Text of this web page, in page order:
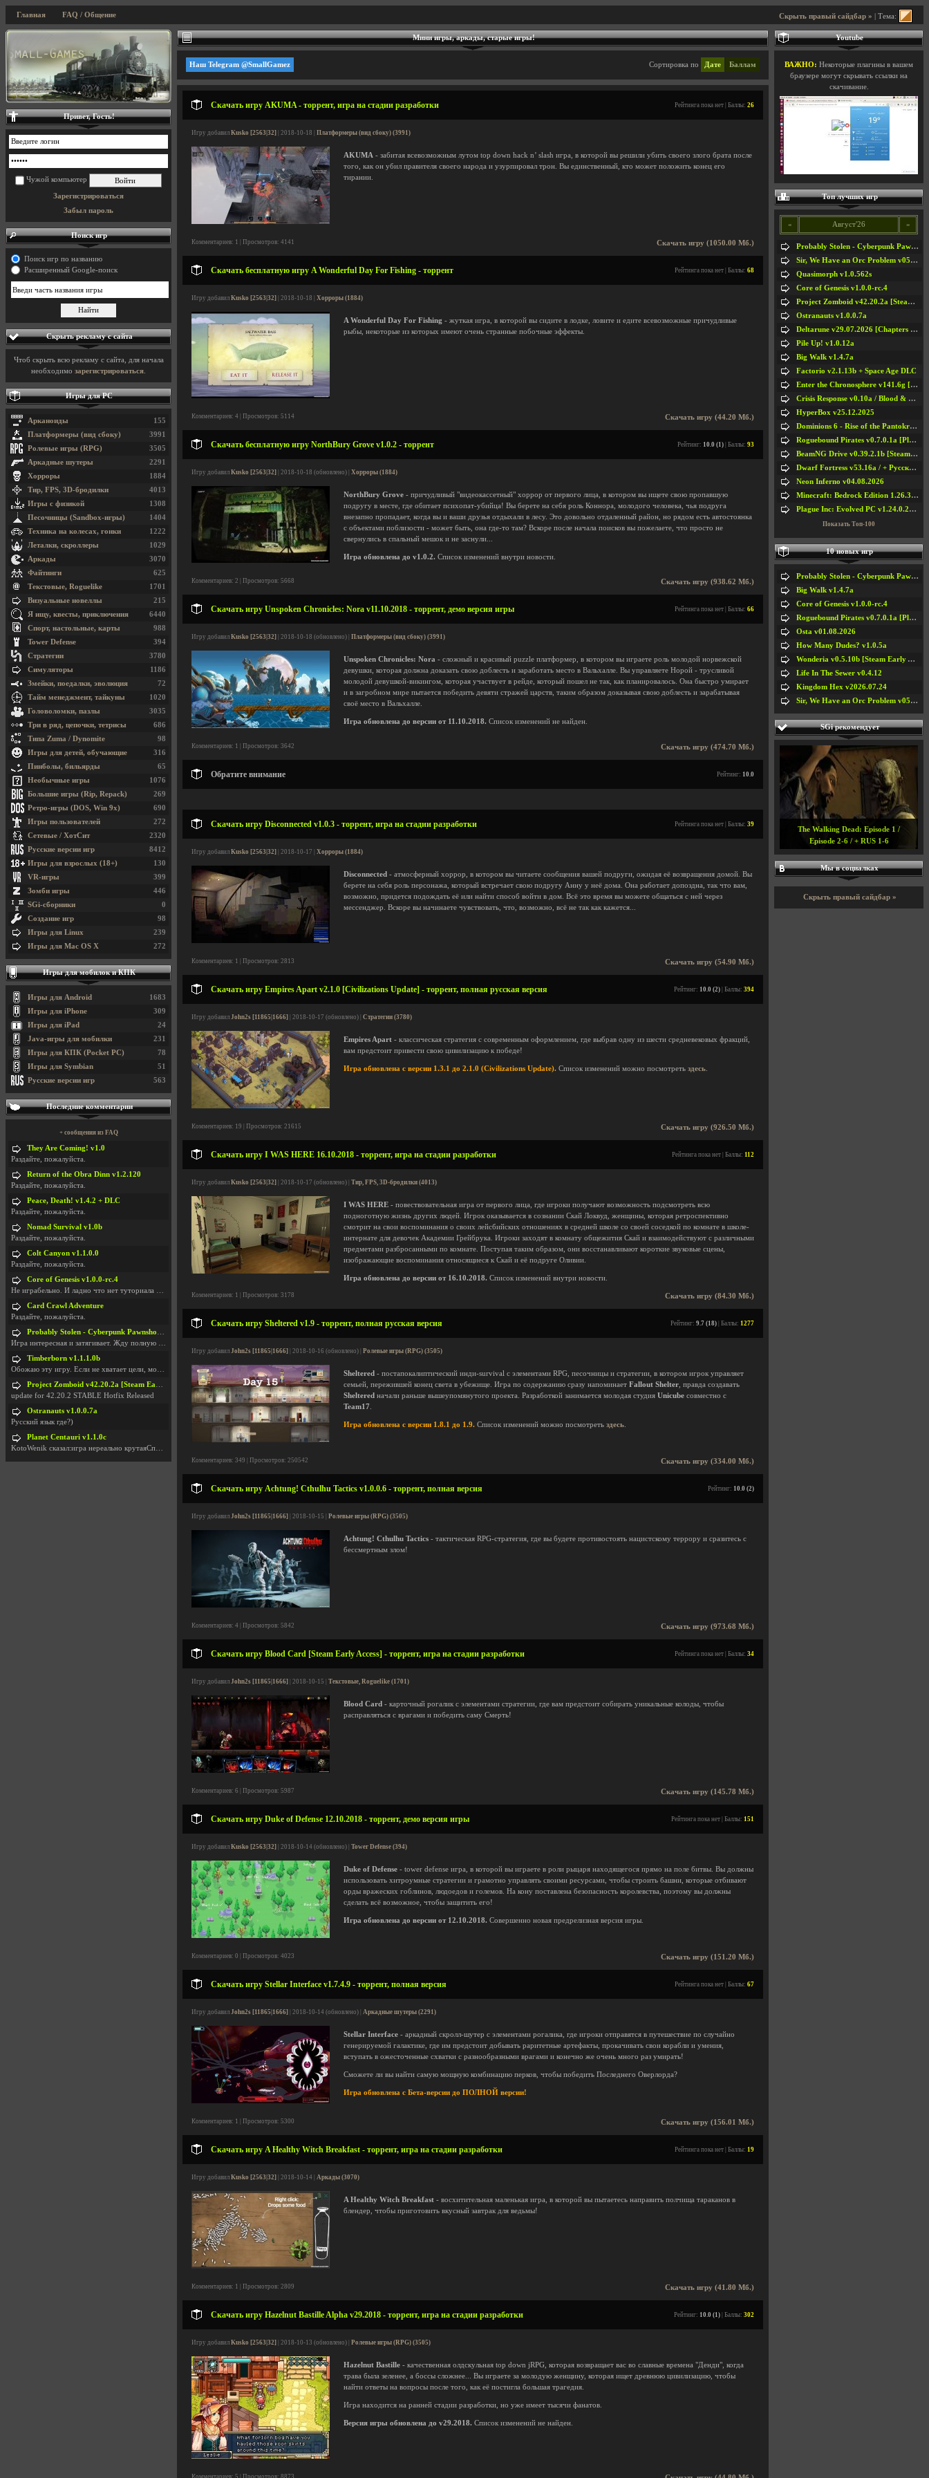
Скрыть правый сайдбар » | Тема:
Главная FAQ / Общение
Мини игры, аркады, старые игры!
Сортировка по Дате Баллам
Наш Telegram @SmallGamez
Скачать игру AKUMA - торрент, игра на стадии разработки Рейтинга пока нет | Баллы: 26
Игру добавил Kusko [2563|32] | 2018-10-18 | Платформеры (вид сбоку) (3991)
AKUMA - забитая всевозможным лутом top down hack n’ slash игра, в которой вы решили убить своего злого брата после
того, как он убил правителя своего народа и узурпировал трон. Вы единственный, кто может положить конец его
тирании.
Скачать игру (1050.00 Мб.)
Комментариев: 1 | Просмотров: 4141
Скачать бесплатную игру A Wonderful Day For Fishing - торрент Рейтинга пока нет | Баллы: 68
Игру добавил Kusko [2563|32] | 2018-10-18 | Хорроры (1884)
A Wonderful Day For Fishing - жуткая игра, в которой вы сидите в лодке, ловите и едите всевозможные причудливые
рыбы, некоторые из которых имеют очень странные побочные эффекты.
Скачать игру (44.20 Мб.)
Комментариев: 4 | Просмотров: 5114
Скачать бесплатную игру NorthBury Grove v1.0.2 - торрент Рейтинг: 10.0 (1) | Баллы: 93
Игру добавил Kusko [2563|32] | 2018-10-18 (обновлено) | Хорроры (1884)
NorthBury Grove - причудливый "видеокассетный" хоррор от первого лица, в котором вы ищете свою пропавшую
подругу в месте, где обитает психопат-убийца! Вы берете на себя роль Коннора, молодого человека, чья подруга
внезапно пропадает, когда вы и ваши друзья отдыхали в лесу. Это довольно отдаленный район, но рядом есть автостоянка
с объектами поблизости - может быть, она где-то там? Вскоре после начала поисков вы пожелаете, что просто не
свернулись в спальный мешок и не заснули...
Игра обновлена до v1.0.2. Список изменений внутри новости.
Скачать игру (938.62 Мб.)
Комментариев: 2 | Просмотров: 5668
Скачать игру Unspoken Chronicles: Nora v11.10.2018 - торрент, демо версия игры Рейтинга пока нет | Баллы: 66
Игру добавил Kusko [2563|32] | 2018-10-18 (обновлено) | Платформеры (вид сбоку) (3991)
Unspoken Chronicles: Nora - сложный и красивый puzzle платформер, в котором вы играете роль молодой норвежской
девушки, которая должна доказать свою доблесть и заработать место в Вальхалле. Вы управляете Норой - трусливой
молодой девушкой-викингом, которая участвует в рейде, который пошел не так, как планировалось. Она быстро умирает
и в загробном мире пытается победить девяти стражей царств, таким образом доказывая свою доблесть и зарабатывая
своё место в Вальхалле.
Игра обновлена до версии от 11.10.2018. Список изменений не найден.
Скачать игру (474.70 Мб.)
Комментариев: 1 | Просмотров: 3642
Обратите внимание Рейтинг: 10.0
Скачать игру Disconnected v1.0.3 - торрент, игра на стадии разработки Рейтинга пока нет | Баллы: 39
Игру добавил Kusko [2563|32] | 2018-10-17 | Хорроры (1884)
Disconnected - атмосферный хоррор, в котором вы читаете сообщения вашей подруги, ожидая её возвращения домой. Вы
берете на себя роль персонажа, который встречает свою подругу Анну у неё дома. Она работает допоздна, так что вам,
возможно, придется подождать её или найти способ войти в дом. Всё это время вы можете общаться с ней через
мессенджер. Вскоре вы начинаете чувствовать, что, возможно, всё не так как кажется...
Скачать игру (54.90 Мб.)
Комментариев: 1 | Просмотров: 2813
Скачать игру Empires Apart v2.1.0 [Civilizations Update] - торрент, полная русская версия Рейтинг: 10.0 (2) | Баллы: 394
Игру добавил John2s [11865|1666] | 2018-10-17 (обновлено) | Стратегии (3780)
Empires Apart - классическая стратегия с современным оформлением, где выбрав одну из шести средневековых фракций,
вам предстоит привести свою цивилизацию к победе!
Игра обновлена с версии 1.3.1 до 2.1.0 (Civilizations Update). Список изменений можно посмотреть здесь
Скачать игру (926.50 Мб.)
Комментариев: 19 | Просмотров: 21615
Скачать игру I WAS HERE 16.10.2018 - торрент, игра на стадии разработки Рейтинга пока нет | Баллы: 112
Игру добавил Kusko [2563|32] | 2018-10-17 (обновлено) | Тир, FPS, 3D-бродилки (4013)
I WAS HERE - повествовательная игра от первого лица, где игроки получают возможность подсмотреть всю
подноготную жизнь других людей. Игрок оказывается в сознании Скай Локвуд, женщины, которая ретроспективно
смотрит на свои воспоминания о своих лейсбийских отношениях в средней школе со своей соседкой по комнате в школе-
интернате для девочек Академии Грейбрука. Игроки заходят в комнату общежития Скай и взаимодействуют с различными
предметами разбросанными по комнате. Поступая таким образом, они восстанавливают короткие звуковые сцены,
изображающие воспоминания относящиеся к Скай и её подруге Оливии.
Игра обновлена до версии от 16.10.2018. Список изменений внутри новости.
Скачать игру (84.30 Мб.)
Комментариев: 1 | Просмотров: 3178
Скачать игру Sheltered v1.9 - торрент, полная русская версия Рейтинг: 9.7 (18) | Баллы: 1277
Игру добавил John2s [11865|1666] | 2018-10-16 (обновлено) | Ролевые игры (RPG) (3505)
Sheltered - постапокалиптический инди-survival с элементами RPG, песочницы и стратегии, в котором игрок управляет
семьей, пережившей конец света в убежище. Игра по содержанию сразу напоминает Fallout Shelter , правда создавать
Sheltered начали раньше вышеупомянутого проекта. Разработкой занимается молодая студия Unicube совместно с
Team17
Игра обновлена с версии 1.8.1 до 1.9. Список изменений можно посмотреть здесь
Скачать игру (334.00 Мб.)
Комментариев: 349 | Просмотров: 250542
Скачать игру Achtung! Cthulhu Tactics v1.0.0.6 - торрент, полная версия Рейтинг: 10.0 (2)
Игру добавил John2s [11865|1666] | 2018-10-15 | Ролевые игры (RPG) (3505)
Achtung! Cthulhu Tactics - тактическая RPG-стратегия, где вы будете противостоять нацистскому террору и сразитесь с
бессмертным злом!
Скачать игру (973.68 Мб.)
Комментариев: 4 | Просмотров: 5842
Скачать игру Blood Card [Steam Early Access] - торрент, игра на стадии разработки Рейтинга пока нет | Баллы: 34
Игру добавил John2s [11865|1666] | 2018-10-15 | Текстовые, Roguelike (1701)
Blood Card - карточный рогалик с элементами стратегии, где вам предстоит собирать уникальные колоды, чтобы
расправляться с врагами и победить саму Смерть!
Скачать игру (145.78 Мб.)
Комментариев: 6 | Просмотров: 5987
Скачать игру Duke of Defense 12.10.2018 - торрент, демо версия игры Рейтинга пока нет | Баллы: 151
Игру добавил Kusko [2563|32] | 2018-10-14 (обновлено) | Tower Defense (394)
Duke of Defense - tower defense игра, в которой вы играете в роли рыцаря находящегося прямо на поле битвы. Вы должны
использовать хитроумные стратегии и грамотно управлять своими ресурсами, чтобы строить башни, которые отбивают
орды вражеских гоблинов, людоедов и големов. На кону поставлена безопасность королевства, поэтому вы должны
сделать всё возможное, чтобы защитить его!
Игра обновлена до версии от 12.10.2018. Совершенно новая предрелизная версия игры.
Скачать игру (151.20 Мб.)
Комментариев: 0 | Просмотров: 4023
Скачать игру Stellar Interface v1.7.4.9 - торрент, полная версия Рейтинга пока нет | Баллы: 67
Игру добавил John2s [11865|1666] | 2018-10-14 (обновлено) | Аркадные шутеры (2291)
Stellar Interface - аркадный скролл-шутер с элементами рогалика, где игроки отправятся в путешествие по случайно
генерируемой галактике, где им предстоит добывать раритетные артефакты, прокачивать свои корабли и умения,
вступать в ожесточенные схватки с разнообразными врагами и конечно же очень много раз умирать!
Сможете ли вы найти самую мощную комбинацию перков, чтобы победить Последнего Оверлорда?
Игра обновлена с Бета-версии до ПОЛНОЙ версии!
Скачать игру (156.01 Мб.)
Комментариев: 1 | Просмотров: 5300
Скачать игру A Healthy Witch Breakfast - торрент, игра на стадии разработки Рейтинга пока нет | Баллы: 19
Игру добавил Kusko [2563|32] | 2018-10-14 | Аркады (3070)
A Healthy Witch Breakfast - восхитительная маленькая игра, в которой вы пытаетесь направить полчища тараканов в
блендер, чтобы приготовить вкусный завтрак для ведьмы!
Скачать игру (41.80 Мб.)
Комментариев: 1 | Просмотров: 2809
Скачать игру Hazelnut Bastille Alpha v29.2018 - торрент, игра на стадии разработки Рейтинг: 10.0 (1) | Баллы: 302
Игру добавил Kusko [2563|32] | 2018-10-13 (обновлено) | Ролевые игры (RPG) (3505)
Hazelnut Bastille - качественная олдскульная top down jRPG, которая возвращает вас во славные времена "Денди", когда
трава была зеленее, а боссы сложнее... Вы играете за молодую женщину, которая ищет древнюю цивилизацию, чтобы
найти ответы на вопросы после того, как её постигла большая трагедия.
Игра находится на ранней стадии разработки, но уже имеет тысячи фанатов.
Версия игры обновлена до v29.2018. Список изменений не найден.
Комментариев: 5 | Просмотров: 8873
Привет, Гость!
Чужой компьютер
Зарегистрироваться
Забыл пароль
Поиск игр
Поиск игр по названию
Расширенный Google-поиск
Скрыть рекламу с сайта
Чтоб скрыть всю рекламу с сайта, для начала
необходимо зарегистрироваться
Игры для PC
155
Арканоиды
3991
Платформеры (вид сбоку)
3505
Ролевые игры (RPG)
2291
Аркадные шутеры
1884
Хорроры
4013
Тир, FPS, 3D-бродилки
1308
Игры с физикой
1404
Песочницы (Sandbox-игры)
1222
Техника на колесах, гонки
1029
Леталки, скроллеры
3070
Аркады
625
Файтинги
1701
Текстовые, Roguelike
215
Визуальные новеллы
6440
Я ищу, квесты, приключения
988
Спорт, настольные, карты
394
Tower Defense
3780
Стратегии
1186
Симуляторы
72
Змейки, поедалки, эволюция
1020
Тайм менеджмент, тайкуны
3035
Головоломки, пазлы
686
Три в ряд, цепочки, тетрисы
98
Типа Zuma / Dynomite
316
Игры для детей, обучающие
65
Пинболы, бильярды
1076
Необычные игры
269
Большие игры (Rip, Repack)
690
Ретро-игры (DOS, Win 9x)
272
Игры пользователей
2320
Сетевые / ХотСит
8412
Русские версии игр
130
Игры для взрослых (18+)
399
VR-игры
446
Зомби игры
0
SGi-сборники
98
Создание игр
239
Игры для Linux
272
Игры для Mac OS X
Игры для мобилок и КПК
1683
Игры для Android
309
Игры для iPhone
24
Игры для iPad
231
Java-игры для мобилки
78
Игры для КПК (Pocket PC)
51
Игры для Symbian
563
Русские версии игр
Последние комментарии
+ сообщения из FAQ
They Are Coming! v1.0
Раздайте, пожалуйста.
Return of the Obra Dinn v1.2.120
Раздайте, пожалуйста.
Peace, Death! v1.4.2 + DLC
Раздайте, пожалуйста.
Nomad Survival v1.0b
Раздайте, пожалуйста.
Colt Canyon v1.1.0.0
Раздайте, пожалуйста.
Core of Genesis v1.0.0-rc.4
Не играбельно. И ладно что нет туториала и ничего
Card Crawl Adventure
Раздайте, пожалуйста.
Probably Stolen - Cyberpunk Pawnshop Simulator v048c [Playtest]
Игра интересная и затягивает. Жду полную версию, т
Timberborn v1.1.1.0b
Обожаю эту игру. Если не хватает цели, можно чудо
Project Zomboid v42.20.2a [Steam Early Access]
update for 42.20.2 STABLE Hotfix Released
Ostranauts v1.0.0.7a
Русский язык где?)
Planet Centauri v1.1.0c
KotoWenik сказал:игра нереально крутаяСпасибо )))
Youtube
ВАЖНО: Некоторые плагины в вашем
браузере могут скрывать ссылки на
скачивание.
Топ лучших игр
« Август'26 »
Probably Stolen - Cyberpunk Pawnshop Simulator v048c [Playtest]
Sir, We Have an Orc Problem v05.08.2026
Quasimorph v1.0.562s
Core of Genesis v1.0.0-rc.4
Project Zomboid v42.20.2a [Steam Early Access]
Ostranauts v1.0.0.7a
Deltarune v29.07.2026 [Chapters 1-5] / + RUS [Chapters 1-5]
Pile Up! v1.0.12a
Big Walk v1.4.7a
Factorio v2.1.13b + Space Age DLC
Enter the Chronosphere v141.6g [Steam Early Access]
Crisis Response v0.10a / Blood & Bullet
HyperBox v25.12.2025
Dominions 6 - Rise of the Pantokrator v6.35a
Roguebound Pirates v0.7.0.1a [Playtest]
BeamNG Drive v0.39.2.1b [Steam Early Access]
Dwarf Fortress v53.16a / + Русская Версия v50.12a
Neon Inferno v04.08.2026
Minecraft: Bedrock Edition 1.26.33.1a / + TLauncher v2.89
Plague Inc: Evolved PC v1.24.0.2a + All DLCs
Показать Топ-100
10 новых игр
Probably Stolen - Cyberpunk Pawnshop Simulator v048c [Playtest]
Big Walk v1.4.7a
Core of Genesis v1.0.0-rc.4
Roguebound Pirates v0.7.0.1a [Playtest]
Osta v01.08.2026
How Many Dudes? v1.0.5a
Wonderia v0.5.10b [Steam Early Access]
Life In The Sewer v0.4.12
Kingdom Hex v2026.07.24
Sir, We Have an Orc Problem v05.08.2026
SGi рекомендует
The Walking Dead: Episode 1 /
Episode 2-6 / + RUS 1-6
Мы в социалках
Скрыть правый сайдбар »